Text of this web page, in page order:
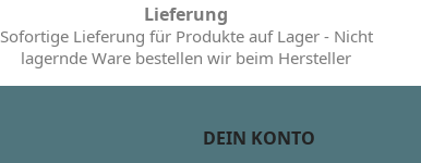
Lieferung
Sofortige Lieferung für Produkte auf Lager - Nicht
lagernde Ware bestellen wir beim Hersteller
DEIN KONTO